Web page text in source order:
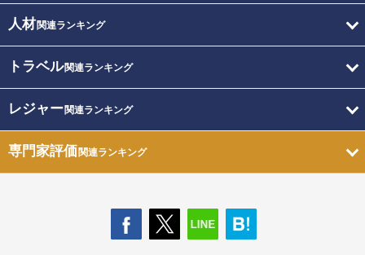
人材関連ランキング
トラベル関連ランキング
レジャー関連ランキング
専門家評価関連ランキング